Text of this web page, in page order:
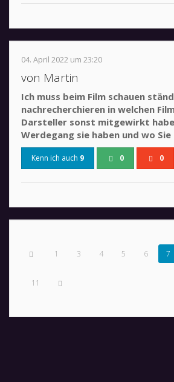
04. April 2022 um 23:20
von Martin
Ich muss beim Film schauen
nachrecherchieren in welchen
Darsteller sonst mitgewirkt
Werdegang sie haben und wo
Kenn ich auch 9 0 0
1 3 4 5 6 7
11